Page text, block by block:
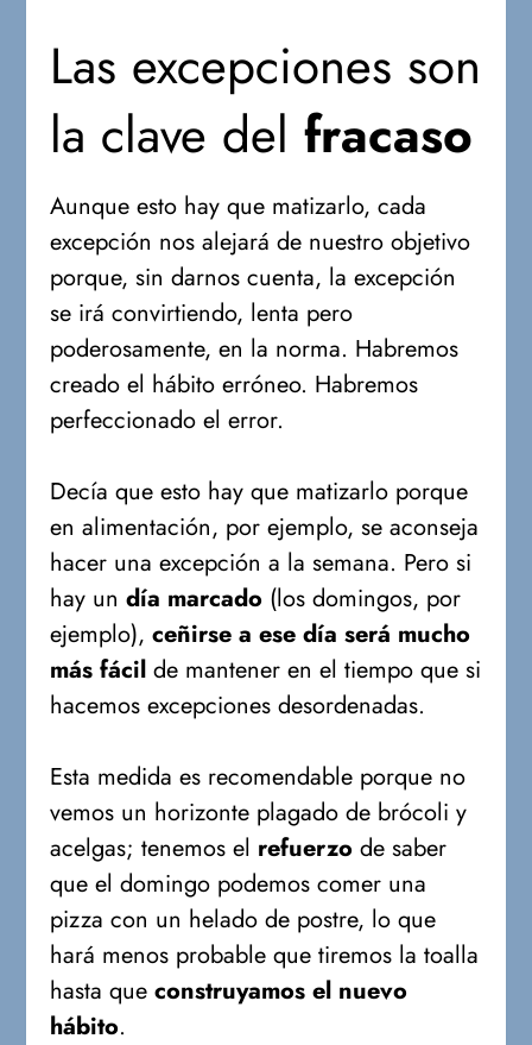
Las excepciones son
la clave delfracaso
Aunque esto hay que matizarlo, cada
excepción nos alejará de nuestro objetivo
porque, sin darnos cuenta, la excepción
se irá convirtiendo, lenta pero
poderosamente, en la norma. Habremos
creado el hábito erróneo. Habremos
perfeccionado el error.
Decía que esto hay que matizarlo porque
en alimentación, por ejemplo, se aconseja
hacer una excepción a la semana. Pero si
hay undía marcado (los domingos, por
ejemplo),ceñirse a ese día será mucho
más fácil de mantener en el tiempo que si
hacemos excepciones desordenadas.
Esta medida es recomendable porque no
vemos un horizonte plagado de brócoli y
acelgas; tenemos el refuerzode saber
que el domingo podemos comer una
pizza con un helado de postre, lo que
hará menos probable que tiremos la toalla
hasta queconstruyamos el nuevo
hábito.